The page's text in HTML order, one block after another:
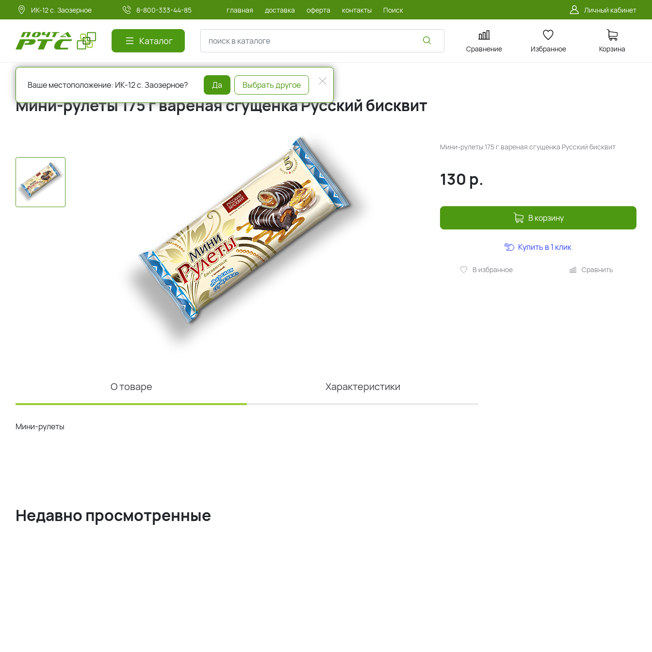
ИК-12 с. Заозерное 8-800-333-44-85 главная доставка оферта контакты Поиск Личный кабинет
Каталог
Сравнение Избранное Корзина
Мини-рулеты 175 г вареная сгущенка Русский бисквит
Мини-рулеты 175 г вареная сгущенка Русский бисквит
130 р.
В корзину
В избранное Сравнить
Купить в 1 клик
О товаре Характеристики
Мини-рулеты
Недавно просмотренные
Ваше местоположение: ИК-12 с. Заозерное? Да Выбрать другое